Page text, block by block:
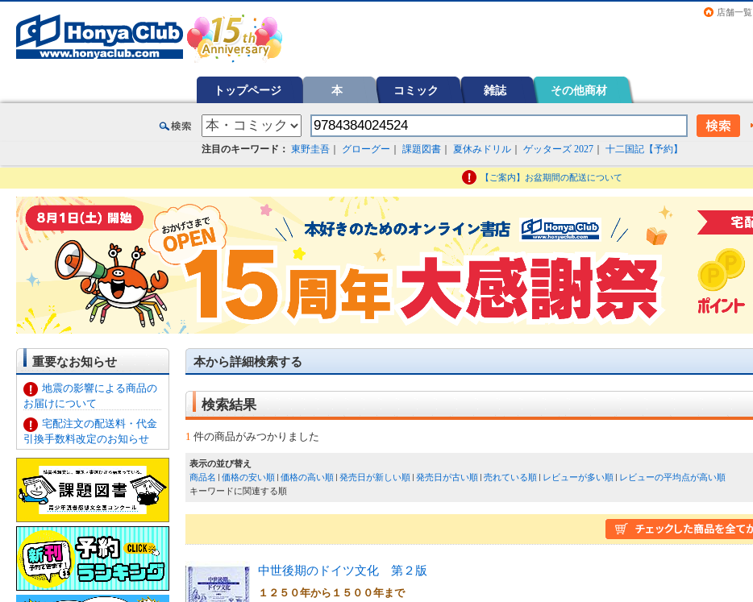
店舗一覧
トップページ 本 コミック 雑誌 その他商材
注目のキーワード： 東野圭吾 グローグー 課題図書 夏休みドリル ゲッターズ 2027 十二国記【予約】
【ご案内】お盆期間の配送について
重要なお知らせ
地震の影響による商品の
お届けについて
宅配注文の配送料・代金
引換手数料改定のお知らせ
本から詳細検索する
検索結果
1 件の商品がみつかりました
表示の並び替え
商品名
価格の安い順 価格の高い順 発売日が新しい順 発売日が古い順 売れている順 レビューが多い順
レビューの平均点が高い順
キーワードに関連する順
中世後期のドイツ文化 第２版
１２５０年から１５００年まで